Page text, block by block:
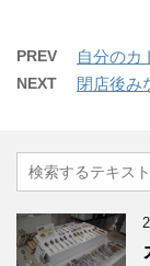
PREV 自分のカ
NEXT 閉店後み